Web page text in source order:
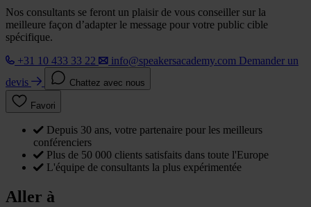
Nos consultants se feront un plaisir de vous conseiller sur la
meilleure façon d’adapter le message pour votre public cible
spécifique.
+31 10 433 33 22
info@speakersacademy.com Demander un
devis
Chattez avec nous
Favori
Depuis 30 ans, votre partenaire pour les meilleurs
conférenciers
Plus de 50 000 clients satisfaits dans toute l'Europe
L'équipe de consultants la plus expérimentée
Aller à